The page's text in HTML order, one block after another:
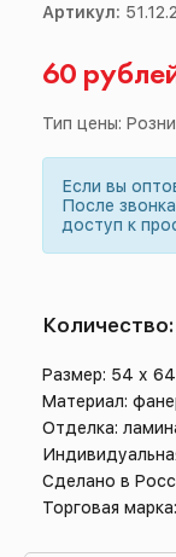
Артикул:
60
Тип цены:
Если вы
После
доступ к
Количество:
Размер: 54 х
Материал:
Отделка:
Сделано в
Торговая